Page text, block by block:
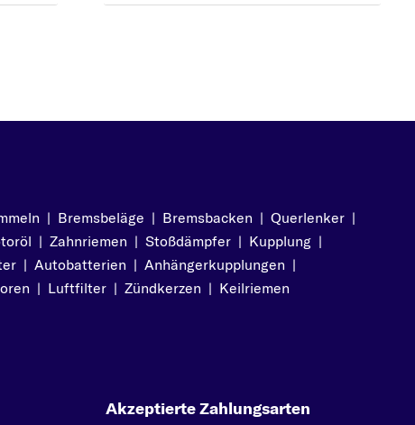
| Bremsbeläge | Bremsbacken | Querlenker |
| Zahnriemen | Stoßdämpfer | Kupplung |
| Autobatterien | Anhängerkupplungen |
| Luftfilter | Zündkerzen | Keilriemen
Akzeptierte Zahlungsarten